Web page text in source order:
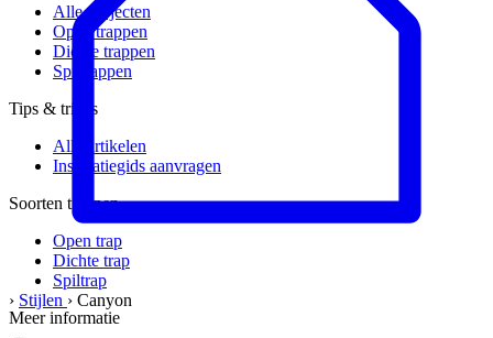
Alle projecten
Open trappen
Dichte trappen
Spiltrappen
Tips & tricks
Alle artikelen
Inspiratiegids aanvragen
Soorten trappen
Open trap
Dichte trap
Spiltrap
Meer informatie
› Stijlen › Canyon